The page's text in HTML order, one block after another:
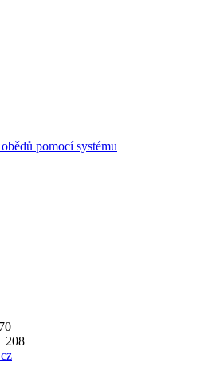
pomocí systému
208